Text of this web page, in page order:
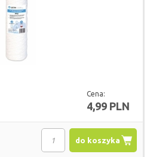
Cena:
4,99 PLN
do koszyka